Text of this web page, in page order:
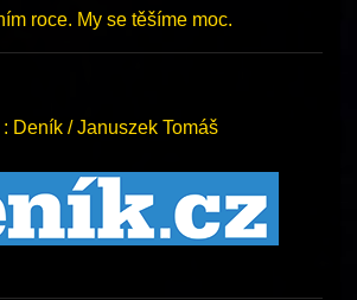
roce. My se těšíme moc.
Deník / Januszek Tomáš